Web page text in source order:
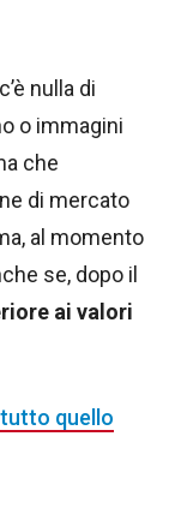
nulla di
o immagini
che
di mercato
al momento
se, dopo il
ai valori
quello